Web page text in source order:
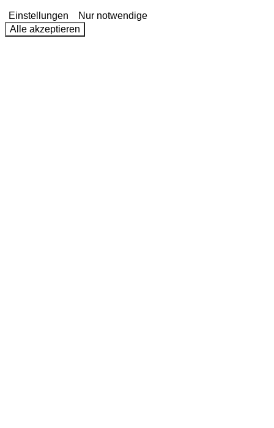
Einstellungen
Nur notwendige
Alle akzeptieren